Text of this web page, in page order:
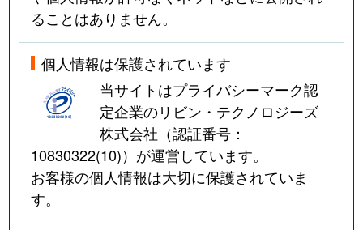
ることはありません。
個人情報は保護されています
当サイトはプライバシーマーク認
定企業のリビン・テクノロジーズ
株式会社（認証番号：
10830322(10)）が運営しています。
お客様の個人情報は大切に保護されていま
す。